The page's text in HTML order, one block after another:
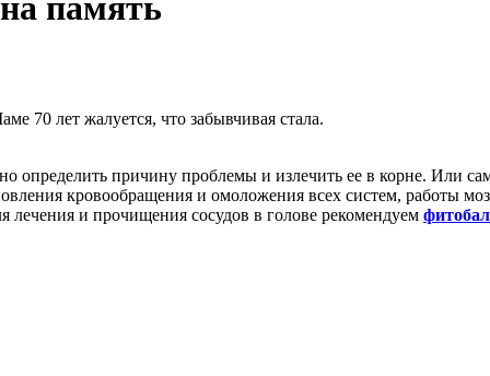
память
70 лет жалуется, что забывчивая стала.
определить причину проблемы и излечить ее в корне. Или
кровообращения и омоложения всех систем, работы
лечения и прочищения сосудов в голове рекомендуем